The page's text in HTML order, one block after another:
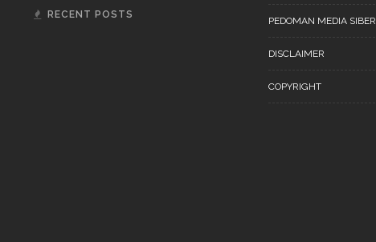
RECENT POSTS
PEDOMAN MEDIA SIBER
DISCLAIMER
COPYRIGHT